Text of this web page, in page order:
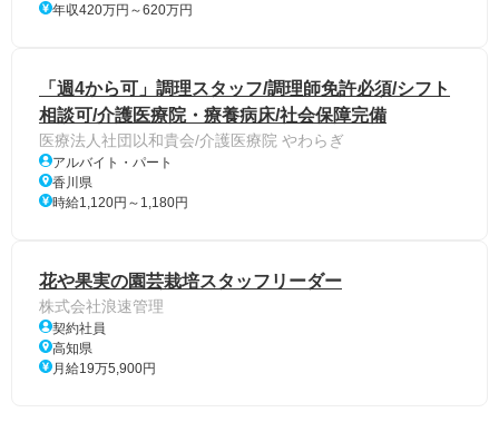
年収420万円～620万円
「週4から可」調理スタッフ/調理師免許必須/シフト
相談可/介護医療院・療養病床/社会保障完備
医療法人社団以和貴会/介護医療院 やわらぎ
アルバイト・パート
香川県
時給1,120円～1,180円
花や果実の園芸栽培スタッフリーダー
株式会社浪速管理
契約社員
高知県
月給19万5,900円